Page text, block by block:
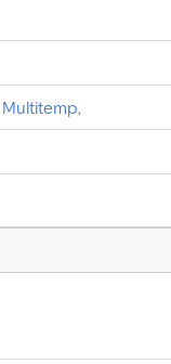
Multitemp,